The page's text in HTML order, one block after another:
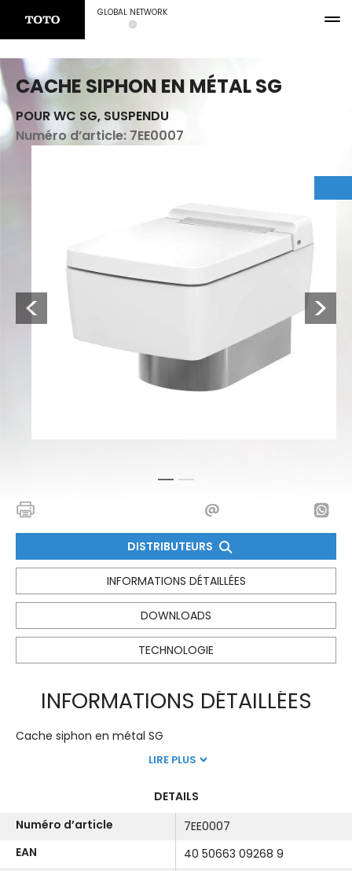
GLOBAL NETWORK
CACHE SIPHON EN MÉTAL SG
POUR WC SG, SUSPENDU
Numéro d’article: 7EE0007
Previous Next
1 2
DISTRIBUTEURS
INFORMATIONS DÉTAILLÉES
DOWNLOADS
TECHNOLOGIE
INFORMATIONS DÉTAILLÉES
Cache siphon en métal SG
LIRE PLUS
DETAILS
Numéro d’article
7EE0007
EAN
40 50663 09268 9